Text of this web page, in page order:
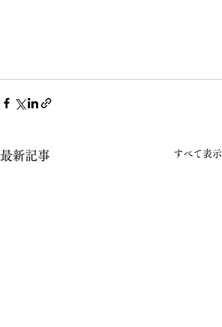
最新記事 すべて表示